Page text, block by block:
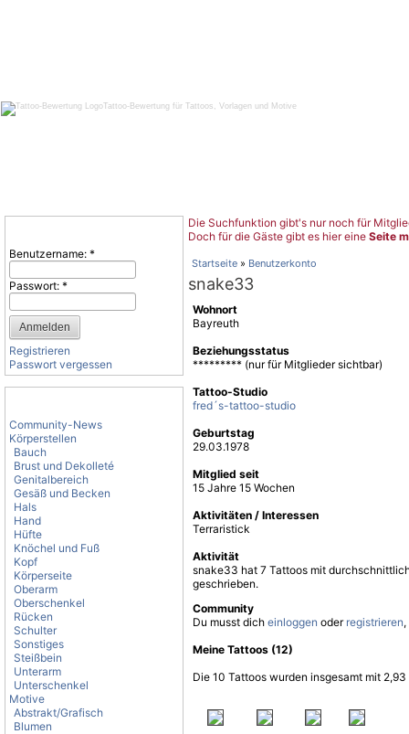
Tattoo-Bewertung für Tattoos, Vorlagen und Motive
Benutzername: *
Passwort: *
Registrieren
Passwort vergessen
Community-News
Körperstellen
Bauch
Brust und Dekolleté
Genitalbereich
Gesäß und Becken
Hals
Hand
Hüfte
Knöchel und Fuß
Kopf
Körperseite
Oberarm
Oberschenkel
Rücken
Schulter
Sonstiges
Steißbein
Unterarm
Unterschenkel
Motive
Abstrakt/Grafisch
Blumen
Die Suchfunktion gibt's nur noch für
Doch für die Gäste gibt es hier eine Seite
Startseite » Benutzerkonto
snake33
Wohnort
Bayreuth
Beziehungsstatus
********* (nur für Mitglieder sichtbar)
Tattoo-Studio
fred´s-tattoo-studio
Geburtstag
29.03.1978
Mitglied seit
15 Jahre 15 Wochen
Aktivitäten / Interessen
Terraristick
Aktivität
snake33 hat 7 Tattoos mit
geschrieben.
Community
Du musst dich einloggen oder registrieren
Meine Tattoos (12)
Die 10 Tattoos wurden insgesamt mit